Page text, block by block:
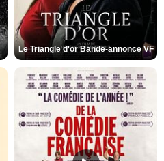
Le Triangle d'or Bande-annonce VF